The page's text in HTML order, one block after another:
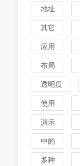
地址
其它
应用
布局
透明度
使用
演示
中的
多种